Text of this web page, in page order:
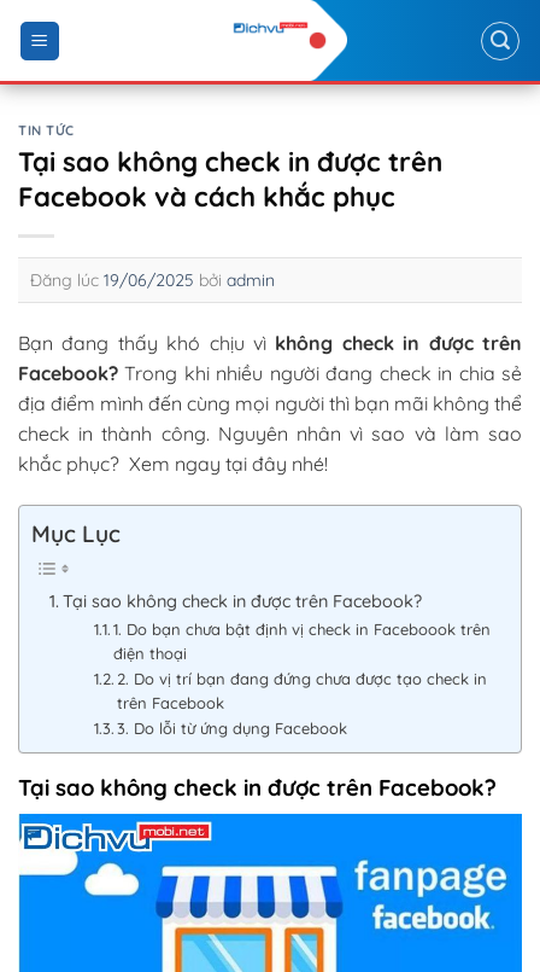
content
TIN TỨC
Tại sao không check in được trên
Facebook và cách khắc phục
Đăng lúc 19/06/2025 bởi admin
Bạn đang thấy khó chịu vì không check in được trên
Facebook? Trong khi nhiều người đang check in chia sẻ
địa điểm mình đến cùng mọi người thì bạn mãi không thể
check in thành công. Nguyên nhân vì sao và làm sao
khắc phục? Xem ngay tại đây nhé!
Mục Lục
Tại sao không check in được trên Facebook?
1. Do bạn chưa bật định vị check in Faceboook trên
điện thoại
2. Do vị trí bạn đang đứng chưa được tạo check in
trên Facebook
3. Do lỗi từ ứng dụng Facebook
Tại sao không check in được trên Facebook?